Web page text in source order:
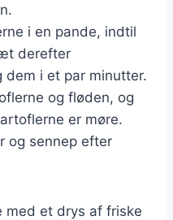
i en pande, indtil
derefter
dem i et par minutter.
og fløden, og
er møre.
og sennep efter
med et drys af friske